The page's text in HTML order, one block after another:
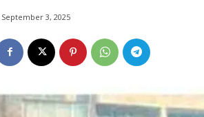
September 3, 2025